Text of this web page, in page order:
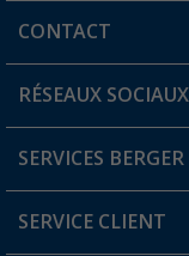
CONTACT
Une question ?
Trouver une magasin
RÉSEAUX SOCIAUX
SERVICES BERGER
Devenir revendeur
SERVICE CLIENT